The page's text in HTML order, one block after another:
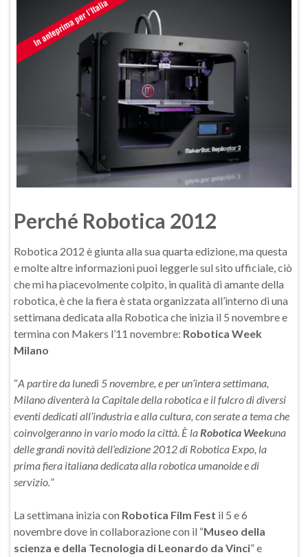
Perché Robotica 2012
Robotica 2012 è giunta alla sua quarta edizione, ma questa
e molte altre informazioni puoi leggerle sul sito ufficiale, ciò
che mi ha piacevolmente colpito, in qualità di amante della
robotica, è che la fiera è stata organizzata all’interno di una
settimana dedicata alla Robotica che inizia il 5 novembre e
termina con Makers l’11 novembre: Robotica Week
Milano
“A partire da lunedì 5 novembre, e per un’intera settimana,
Milano diventerà la Capitale della robotica e il fulcro di diversi
eventi dedicati all’industria e alla cultura, con serate a tema che
coinvolgeranno in vario modo la città. È laRobotica Weekuna
delle grandi novità dell’edizione 2012 di Robotica Expo, la
prima fiera italiana dedicata alla robotica umanoide e di
servizio.”
La settimana inizia con Robotica Film Fest il 5 e 6
novembre dove in collaborazione con il “Museo della
scienza e della Tecnologia di Leonardo da Vinci” e